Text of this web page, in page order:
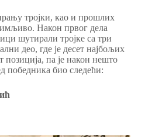
тројки, као и прошлих
Након првог дела
шутирали тројке са три
део, где је десет најбољих
позиција, па је након нешто
победника био следећи: